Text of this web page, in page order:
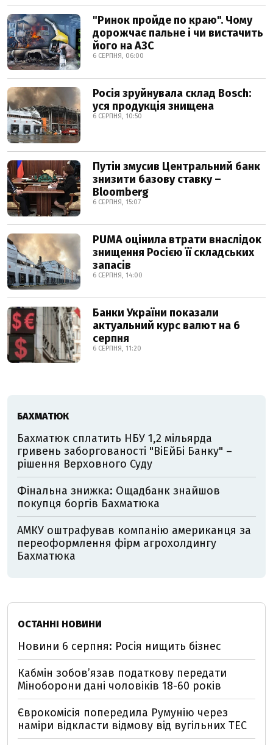
"Ринок пройде по краю". Чому
дорожчає пальне і чи вистачить
його на АЗС
6 СЕРПНЯ, 06:00
Росія зруйнувала склад Bosch:
уся продукція знищена
6 СЕРПНЯ, 10:50
Путін змусив Центральний банк
знизити базову ставку –
Bloomberg
6 СЕРПНЯ, 15:07
PUMA оцінила втрати внаслідок
знищення Росією її складських
запасів
6 СЕРПНЯ, 14:00
Банки України показали
актуальний курс валют на 6
серпня
6 СЕРПНЯ, 11:20
БАХМАТЮК
Бахматюк сплатить НБУ 1,2 мільярда
гривень заборгованості "ВіЕйБі Банку" –
рішення Верховного Суду
Фінальна знижка: Ощадбанк знайшов
покупця боргів Бахматюка
АМКУ оштрафував компанію американця за
переоформлення фірм агрохолдингу
Бахматюка
ОСТАННІ НОВИНИ
Новини 6 серпня: Росія нищить бізнес
Кабмін зобовʼязав податкову передати
Міноборони дані чоловіків 18-60 років
Єврокомісія попередила Румунію через
наміри відкласти відмову від вугільних ТЕС